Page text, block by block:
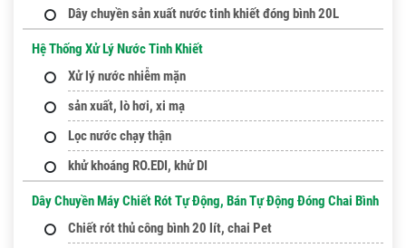
Dây chuyền sản xuất nước tinh khiết đóng bình 20L
Hệ Thống Xử Lý Nước Tinh Khiết
Xử lý nước nhiễm mặn
sản xuất, lò hơi, xi mạ
Lọc nước chạy thận
khử khoáng RO.EDI, khử DI
Dây Chuyền Máy Chiết Rót Tự Động, Bán Tự Động Đóng Chai Bình
Chiết rót thủ công bình 20 lít, chai Pet